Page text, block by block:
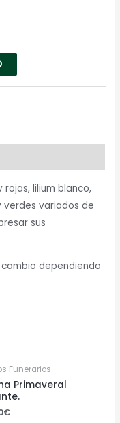
lilium blanco,
verdes variados de
sus
dependiendo
Funerarios
Primaveral
€